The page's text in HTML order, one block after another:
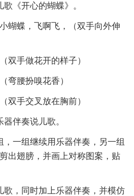
《开心的蝴蝶》。
蝴蝶，飞啊飞，（双手向外伸
双手做花开的样子）
弯腰扮嗅花香）
双手交叉放在胸前）
伴奏说儿歌。
，一组继续用乐器伴奏，另一组
出翅膀，并画上对称图案，贴
歌，同时加上乐器伴奏，并模仿